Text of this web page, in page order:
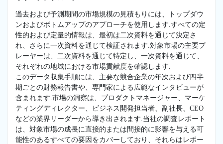
過去および予測期間の市場規模の見積もりには、トップダウ
ンおよびボトムアップのアプローチを使用します.すべての定
性的および定量的情報は、最初は二次資料を通じて決定さ
れ、さらに一次資料を通じて検証されます.対象市場の主要プ
レーヤーは、二次資料を通じて特定し、一次資料を通じて、
それぞれの地域における市場貢献度を確認します.
このデータ収集手順には、主要な競合企業の年次および四半
期ごとの財務報告書や、専門家による広範なインタビューが
含まれます.市場の洞察は、プロダクトマネージャー、マーケ
ティングディレクター、ビジネス開発担当者、副社長、CEO
などの業界リーダーから導き出されます.当社の調査レポート
は、対象市場の成長に直接的または間接的に影響を与える可
能性のあるすべての要因をカバーしており、それらはレポー